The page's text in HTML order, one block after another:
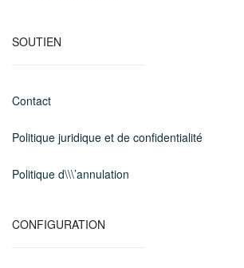
SOUTIEN
Contact
Politique juridique et de confidentialité
Politique d\\\’annulation
CONFIGURATION